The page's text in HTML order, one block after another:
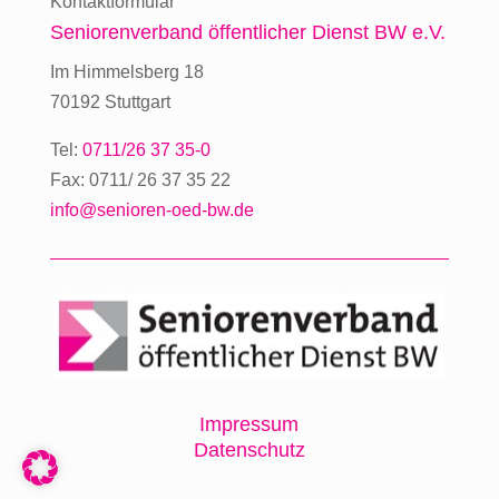
Seniorenverband öffentlicher Dienst BW e.V.
Im Himmelsberg 18
70192 Stuttgart
Tel: 0711/26 37 35-0
Fax: 0711/ 26 37 35 22
info@senioren-oed-bw.de
Impressum
Datenschutz